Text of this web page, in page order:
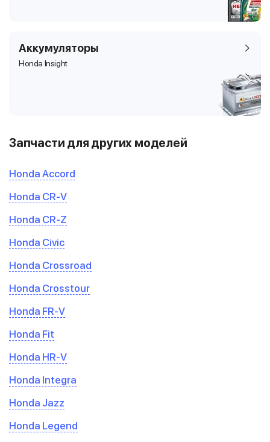
Аккумуляторы
Honda Insight
Запчасти для других моделей
Honda Accord
Honda CR-V
Honda CR-Z
Honda Civic
Honda Crossroad
Honda Crosstour
Honda FR-V
Honda Fit
Honda HR-V
Honda Integra
Honda Jazz
Honda Legend